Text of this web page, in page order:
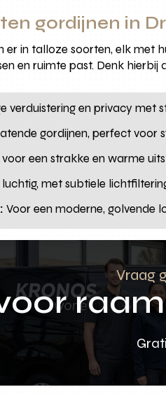
gordijnen in
er in talloze soorten, elk met
en ruimte past. Denk hierbij
verduistering en privacy met
gordijnen, perfect voor
een strakke en warme
met subtiele
Voor een moderne, golvende
Vraag